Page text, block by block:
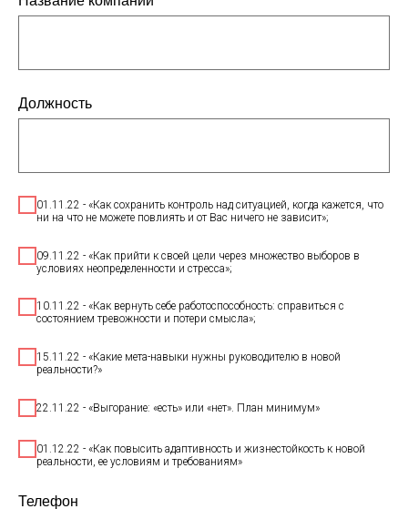
Должность
01.11.22 - «Как сохранить контроль над ситуацией, когда кажется, что
ни на что не можете повлиять и от Вас ничего не зависит»;
09.11.22 - «Как прийти к своей цели через множество выборов в
условиях неопределенности и стресса»;
10.11.22 - «Как вернуть себе работоспособность: справиться с
состоянием тревожности и потери смысла»;
15.11.22 - «Какие мета-навыки нужны руководителю в новой
реальности?»
22.11.22 - «Выгорание: «есть» или «нет». План минимум»
01.12.22 - «Как повысить адаптивность и жизнестойкость к новой
реальности, ее условиям и требованиям»
Телефон